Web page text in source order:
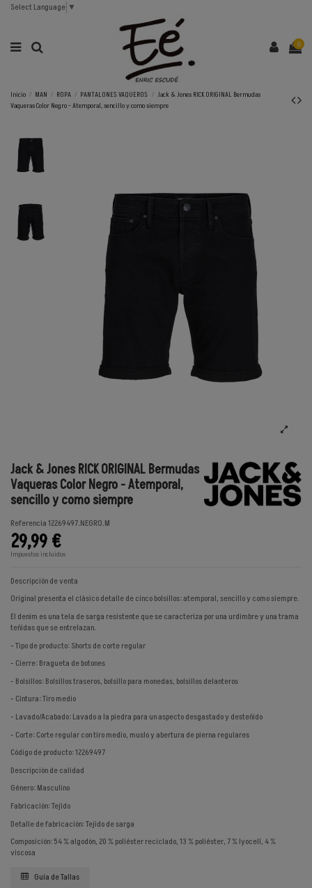
Select Language ▼
0
Inicio MAN ROPA PANTALONES VAQUEROS
Jack & Jones RICK ORIGINAL Bermudas
Vaqueras Color Negro - Atemporal, sencillo y como siempre
Jack & Jones RICK ORIGINAL Bermudas
Vaqueras Color Negro - Atemporal,
sencillo y como siempre
Referencia12269497.NEGRO.M
29,99 €
Impuestos incluidos
Descripción de venta
Original presenta el clásico detalle de cinco bolsillos: atemporal, sencillo y como siempre.
El denim es una tela de sarga resistente que se caracteriza por una urdimbre y una trama
teñidas que se entrelazan.
- Tipo de producto: Shorts de corte regular
- Cierre: Bragueta de botones
- Bolsillos: Bolsillos traseros, bolsillo para monedas, bolsillos delanteros
- Cintura: Tiro medio
- Lavado/Acabado: Lavado a la piedra para un aspecto desgastado y desteñido
- Corte: Corte regular con tiro medio, muslo y abertura de pierna regulares
Código de producto: 12269497
Descripción de calidad
Género: Masculino
Fabricación: Tejido
Detalle de fabricación: Tejido de sarga
Composición: 54 % algodón, 20 % poliéster reciclado, 13 % poliéster, 7 % lyocell, 4 %
viscosa
Guía de Tallas